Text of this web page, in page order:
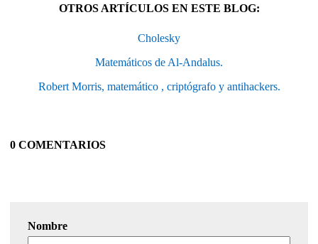
OTROS ARTÍCULOS EN ESTE BLOG:
Cholesky
Matemáticos de Al-Andalus.
Robert Morris, matemático , criptógrafo y antihackers.
0 COMENTARIOS
Nombre